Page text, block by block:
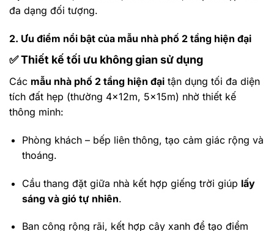
đa dạng đối tượng.
2. Ưu điểm nổi bật của mẫu nhà phố 2 tầng hiện đại
✅Thiết kế tối ưu không gian sử dụng
Các mẫu nhà phố 2 tầng hiện đại tận dụng tối đa diện
tích đất hẹp (thường 4×12m, 5×15m) nhờ thiết kế
thông minh:
Phòng khách – bếp liên thông, tạo cảm giác rộng và
thoáng.
Cầu thang đặt giữa nhà kết hợp giếng trời giúp lấy
sáng và gió tự nhiên.
Ban công rộng rãi, kết hợp cây xanh để tạo điểm